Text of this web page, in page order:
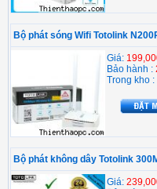
Bộ phát sóng Wifi Totolink
Giá:
Bảo hành :
Trong kho :
Bộ phát không dây Totolink
Giá: